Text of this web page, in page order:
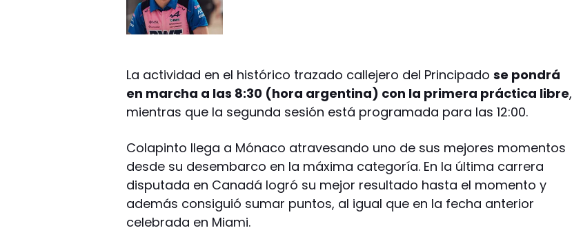
La actividad en el histórico trazado callejero del Principadose pondrá
en marcha a las 8:30 (hora argentina) con la primera práctica libre,
mientras que la segunda sesión está programada para las 12:00.
Colapinto llega a Mónaco atravesando uno de sus mejores momentos
desde su desembarco en la máxima categoría. En la última carrera
disputada en Canadá logró su mejor resultado hasta el momento y
además consiguió sumar puntos, al igual que en la fecha anterior
celebrada en Miami.